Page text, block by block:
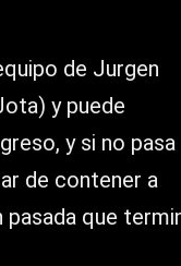
de Jurgen
y puede
y si no pasa
de contener a
pasada que